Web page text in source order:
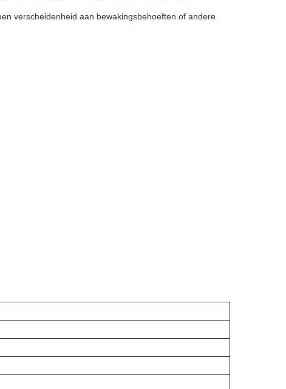
verscheidenheid aan bewakingsbehoeften.of andere